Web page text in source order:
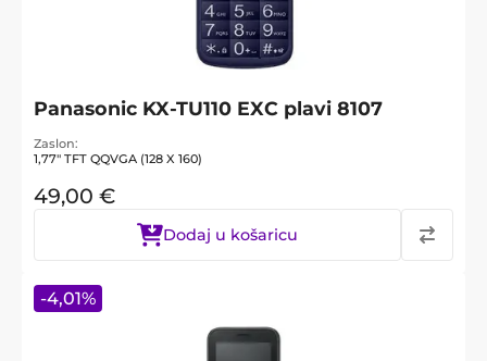
Panasonic KX-TU110 EXC plavi 8107
Zaslon
1,77" TFT QQVGA (128 X 160)
49,00 €
Dodaj u košaricu
-4,01%